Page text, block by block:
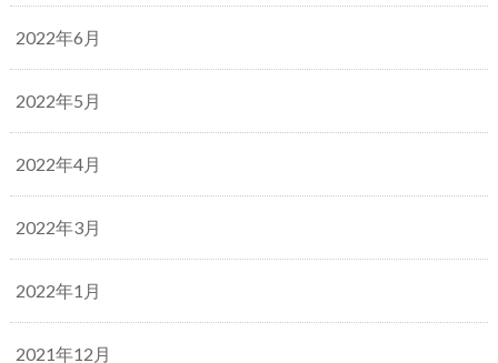
2022年6月
2022年5月
2022年4月
2022年3月
2022年1月
2021年12月